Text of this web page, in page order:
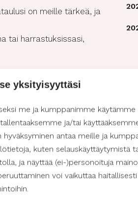
yksityisyyttäsi
me ja kumppanimme käytämme
ja/tai
antaa meille ja
kuten selauskäyttäytymistä
ja näyttää (ei-)personoituja
voi vaikuttaa haitallisesti
on meille tärkeä, ja
tai harrastuksissasi,
työnantajavelvoitteet,
ykkönen
ja kotimainen
että tuemme sinun
yrittäjyys ovat meille